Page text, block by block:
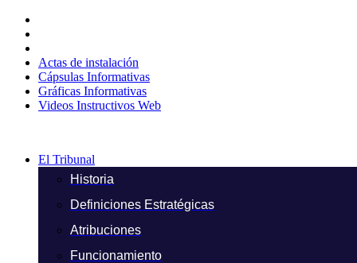
contenido
Actas de instalación
Cápsulas Informativas
Gráficas Informativas
Videos Instructivos Web
El Tribunal
Historia
Definiciones Estratégicas
Atribuciones
Funcionamiento